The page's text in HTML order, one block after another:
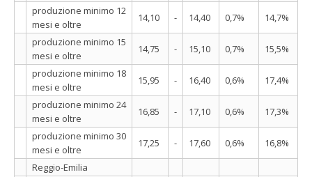
produzione minimo 12
mesi e oltre
14,10 - 14,40 0,7%
14,7%
produzione minimo 15
mesi e oltre
14,75 - 15,10 0,7%
15,5%
produzione minimo 18
mesi e oltre
15,95 - 16,40 0,6%
17,4%
produzione minimo 24
mesi e oltre
16,85 - 17,10 0,6%
17,3%
produzione minimo 30
mesi e oltre
17,25 - 17,60 0,6%
16,8%
Reggio-Emilia